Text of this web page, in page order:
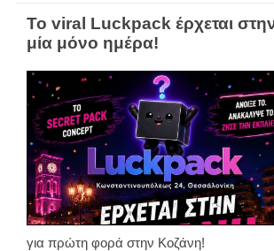
Το viral Luckpack έρχεται
μία μόνο ημέρα!
για πρώτη φορά στην Κοζάνη!